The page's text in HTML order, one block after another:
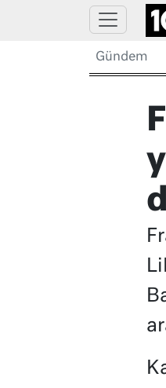
Gündem